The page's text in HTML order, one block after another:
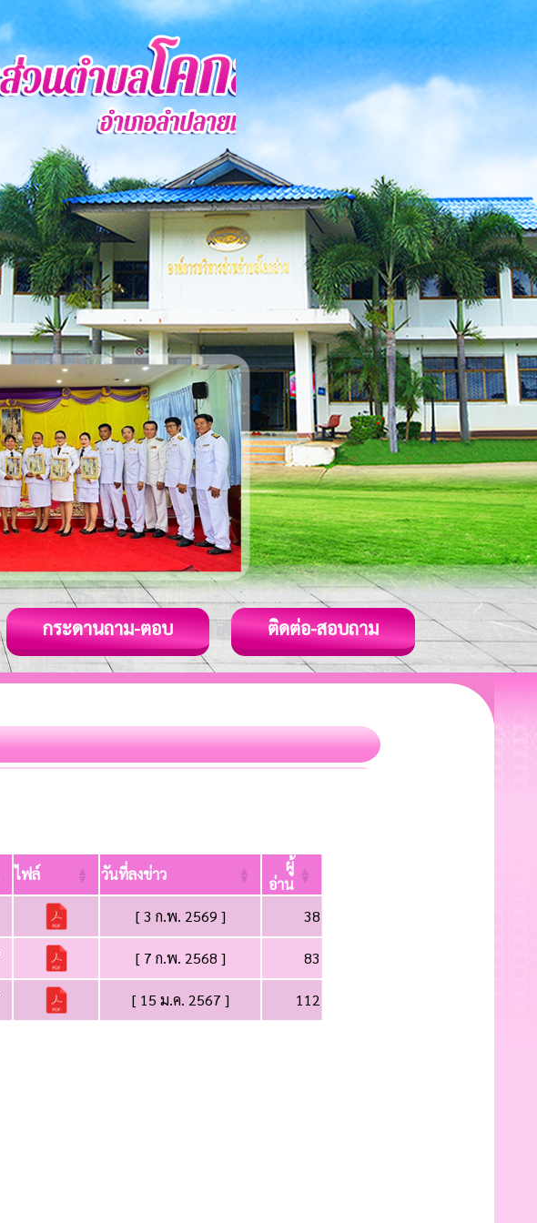
กระดานถาม-ตอบ ติดต่อ-สอบถาม
ไฟล์ วันที่ลงข่าว
ผู้
อ่าน
[ 3 ก.พ. 2569 ] 38
[ 7 ก.พ. 2568 ] 83
[ 15 ม.ค. 2567 ] 112